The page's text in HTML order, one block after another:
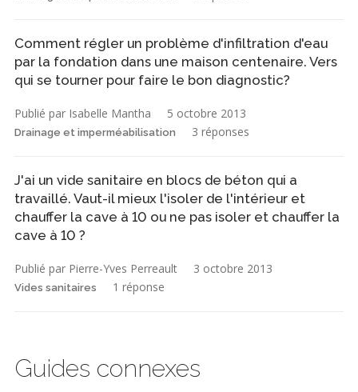
Comment régler un problème d'infiltration d'eau
par la fondation dans une maison centenaire. Vers
qui se tourner pour faire le bon diagnostic?
Publié par Isabelle Mantha 5 octobre 2013
Drainage et imperméabilisation 3 réponses
J'ai un vide sanitaire en blocs de béton qui a
travaillé. Vaut-il mieux l'isoler de l'intérieur et
chauffer la cave à 10 ou ne pas isoler et chauffer la
cave à 10 ?
Publié par Pierre-Yves Perreault 3 octobre 2013
Vides sanitaires 1 réponse
Guides connexes